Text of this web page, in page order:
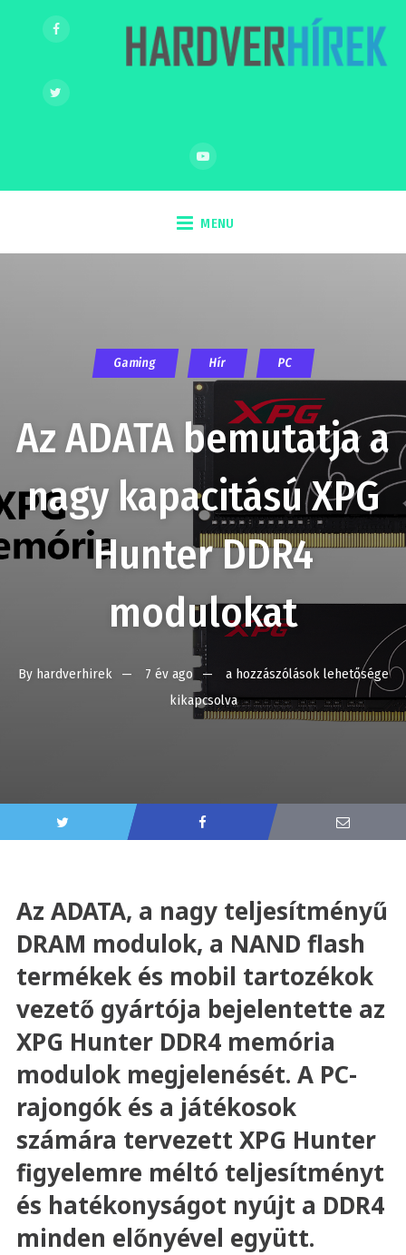
MENU
Gaming Hír PC
Az ADATA bemutatja a
nagy kapacitású XPG
Hunter DDR4
modulokat
By hardverhirek 7 év ago
a hozzászólások lehetősége
kikapcsolva
Az ADATA, a nagy teljesítményű
DRAM modulok, a NAND flash
termékek és mobil tartozékok
vezető gyártója bejelentette az
XPG Hunter DDR4 memória
modulok megjelenését. A PC-
rajongók és a játékosok
számára tervezett XPG Hunter
figyelemre méltó teljesítményt
és hatékonyságot nyújt a DDR4
minden előnyével együtt.